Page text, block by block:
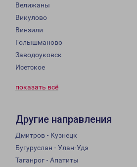
Велижаны
Викулово
Винзили
Голышманово
Заводоуковск
Исетское
показать всё
Другие направления
Дмитров - Кузнецк
Бугуруслан - Улан-Удэ
Таганрог - Апатиты